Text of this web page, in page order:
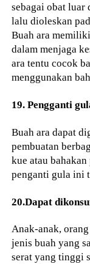
sebagai obat luar
lalu dioleskan
Buah ara
dalam menjaga
ara tentu cocok
menggunakan
19. Pengganti
Buah ara dapat
pembuatan
kue atau
penganti gula ini
20.Dapat
Anak-anak,
jenis buah yang
serat yang tinggi